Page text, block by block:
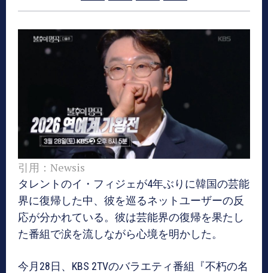
引用：Newsis
タレントのイ・フィジェが4年ぶりに韓国の芸能
界に復帰した中、彼を巡るネットユーザーの反
応が分かれている。彼は芸能界の復帰を果たし
た番組で涙を流しながら心境を明かした。
今月28日、KBS 2TVのバラエティ番組『不朽の名